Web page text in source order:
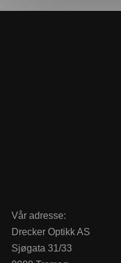
Vår adresse:
Drecker Optikk AS
Sjøgata 31/33